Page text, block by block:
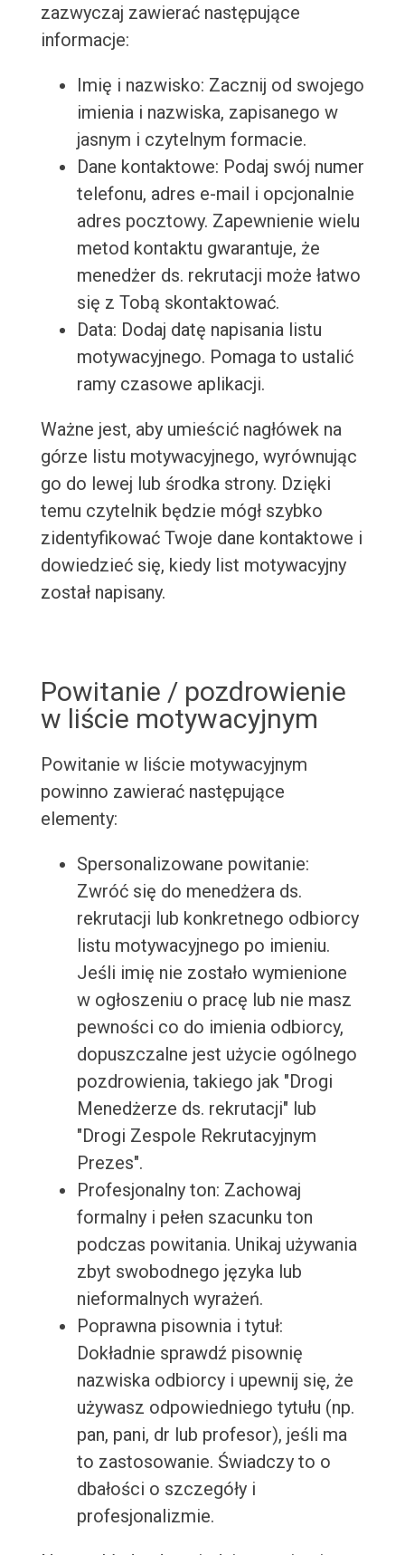
zazwyczaj zawierać następujące
informacje:
Imię i nazwisko: Zacznij od swojego
imienia i nazwiska, zapisanego w
jasnym i czytelnym formacie.
Dane kontaktowe: Podaj swój numer
telefonu, adres e-mail i opcjonalnie
adres pocztowy. Zapewnienie wielu
metod kontaktu gwarantuje, że
menedżer ds. rekrutacji może łatwo
się z Tobą skontaktować.
Data: Dodaj datę napisania listu
motywacyjnego. Pomaga to ustalić
ramy czasowe aplikacji.
Ważne jest, aby umieścić nagłówek na
górze listu motywacyjnego, wyrównując
go do lewej lub środka strony. Dzięki
temu czytelnik będzie mógł szybko
zidentyfikować Twoje dane kontaktowe i
dowiedzieć się, kiedy list motywacyjny
został napisany.
Powitanie / pozdrowienie
w liście motywacyjnym
Powitanie w liście motywacyjnym
powinno zawierać następujące
elementy:
Spersonalizowane powitanie:
Zwróć się do menedżera ds.
rekrutacji lub konkretnego odbiorcy
listu motywacyjnego po imieniu.
Jeśli imię nie zostało wymienione
w ogłoszeniu o pracę lub nie masz
pewności co do imienia odbiorcy,
dopuszczalne jest użycie ogólnego
pozdrowienia, takiego jak "Drogi
Menedżerze ds. rekrutacji" lub
"Drogi Zespole Rekrutacyjnym
Prezes".
Profesjonalny ton: Zachowaj
formalny i pełen szacunku ton
podczas powitania. Unikaj używania
zbyt swobodnego języka lub
nieformalnych wyrażeń.
Poprawna pisownia i tytuł:
Dokładnie sprawdź pisownię
nazwiska odbiorcy i upewnij się, że
używasz odpowiedniego tytułu (np.
pan, pani, dr lub profesor), jeśli ma
to zastosowanie. Świadczy to o
dbałości o szczegóły i
profesjonalizmie.